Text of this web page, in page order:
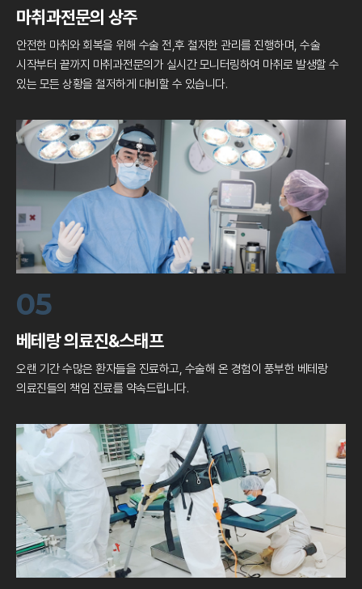
마취과전문의 상주
안전한 마취와 회복을 위해 수술 전,후 철저한 관리를 진행하며,수술
시작부터 끝까지 마취과전문의가 실시간 모니터링하여 마취로 발생할 수
있는 모든 상황을 철저하게 대비할 수 있습니다.
05
베테랑 의료진&스태프
오랜 기간 수많은 환자들을 진료하고, 수술해 온 경험이 풍부한 베테랑
의료진들의 책임 진료를 약속드립니다.